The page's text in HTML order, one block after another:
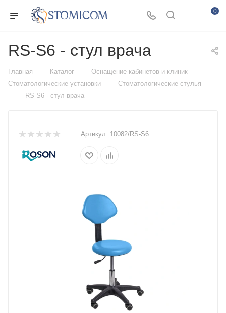
0
RS-S6 - стул врача
Главная — Каталог — Оснащение кабинетов и клиник —
Стоматологические установки — Стоматологические стулья
— RS-S6 - стул врача
Артикул: 10082/RS-S6